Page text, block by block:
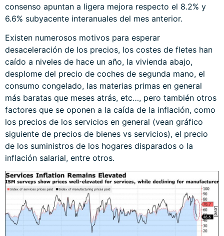
consenso apuntan a ligera mejora respecto el 8.2% y
6.6% subyacente interanuales del mes anterior.
Existen numerosos motivos para esperar
desaceleración de los precios, los costes de fletes han
caído a niveles de hace un año, la vivienda abajo,
desplome del precio de coches de segunda mano, el
consumo congelado, las materias primas en general
más baratas que meses atrás, etc…, pero también otros
factores que se oponen a la caída de la inflación, como
los precios de los servicios en general (vean gráfico
siguiente de precios de bienes vs servicios), el precio
de los suministros de los hogares disparados o la
inflación salarial, entre otros.